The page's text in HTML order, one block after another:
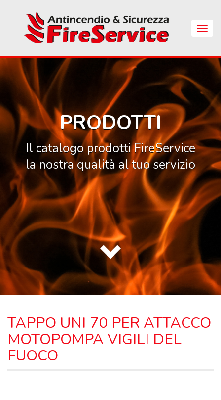
content
Apri
PRODOTTI
Il catalogo prodotti FireService
la nostra qualità al tuo servizio
TAPPO UNI 70 PER ATTACCO
MOTOPOMPA VIGILI DEL
FUOCO